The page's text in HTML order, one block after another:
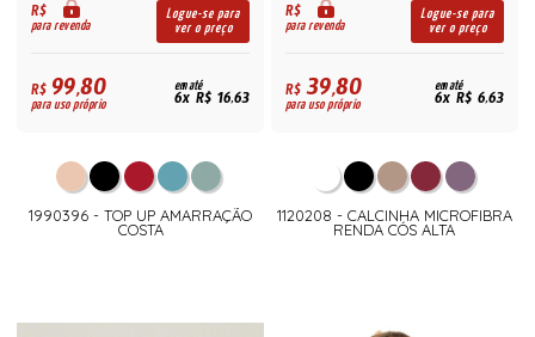
R$
para revenda
Logue-se para
ver o preço
R$99,80
para uso próprio
em até
6x R$ 16,63
1990396 - TOP UP AMARRAÇÃO
COSTA
R$
para revenda
Logue-se para
ver o preço
R$39,80
para uso próprio
em até
6x R$ 6,63
1120208 - CALCINHA MICROFIBRA
RENDA CÓS ALTA